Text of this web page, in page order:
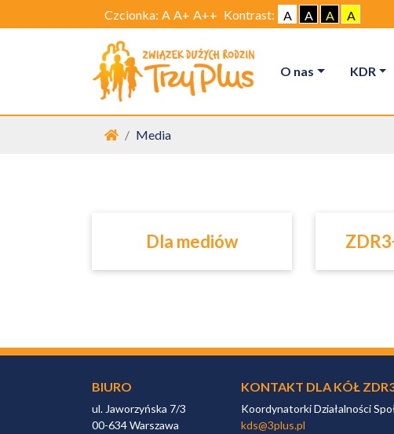
Czcionka: A A+ A++ Kontrast: A A A A
O nas KDR
Strona główna
Media
Dla mediów
BIURO
ul. Jaworzyńska 7/3
00-634 Warszawa
KONTAKT DLA KÓŁ
Koordynatorki Działalności
kds@3plus.pl